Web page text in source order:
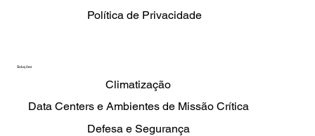
Soluções
Data Centers e Ambientes de Missão Crítica
Defesa e Segurança
Climatização
Política de Privacidade